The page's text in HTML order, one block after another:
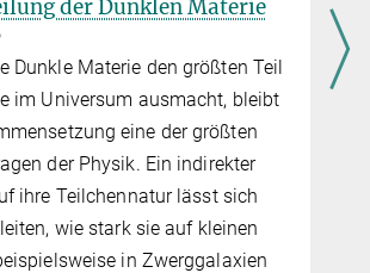
der Dunklen Materie
Materie den größten Teil
im Universum ausmacht, bleibt
eine der größten
der Physik. Ein indirekter
ihre Teilchennatur lässt sich
wie stark sie auf kleinen
in Zwerggalaxien